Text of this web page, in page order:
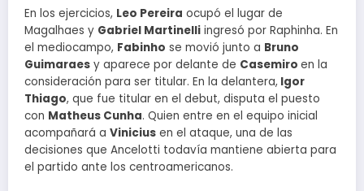
En los ejercicios, Leo Pereira ocupó el lugar de
Magalhaes y Gabriel Martinelli ingresó por Raphinha. En
el mediocampo, Fabinho se movió junto a Bruno
Guimaraes y aparece por delante de Casemiro en la
consideración para ser titular. En la delantera, Igor
Thiago, que fue titular en el debut, disputa el puesto
con Matheus Cunha. Quien entre en el equipo inicial
acompañará a Vinicius en el ataque, una de las
decisiones que Ancelotti todavía mantiene abierta para
el partido ante los centroamericanos.